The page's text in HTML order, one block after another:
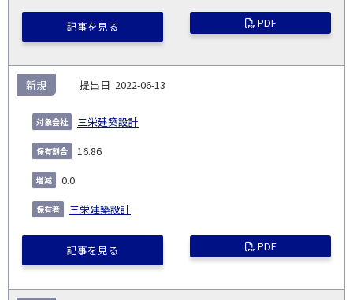
記事を見る PDF
2022-06-13
三栄建築設計
新規
16.86
0.0
三栄建築設計
記事を見る PDF